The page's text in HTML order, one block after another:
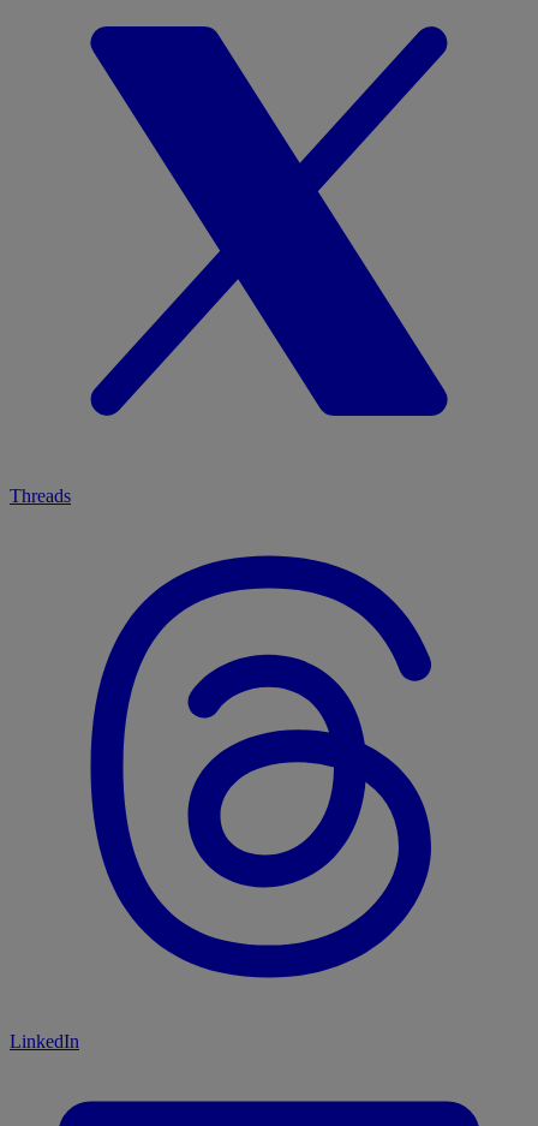
Threads
LinkedIn